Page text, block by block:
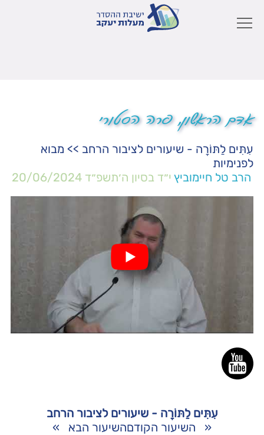
אדם הראשון, פרה הסטורי
עִתִּים לַתּוֹרָה - שיעורים לציבור הרחב >> מבוא
לפנימיות
הרב טל חיימוביץ י״ד בסיון ה׳תשפ״ד 20/06/2024
עִתִּים לַתּוֹרָה - שיעורים לציבור הרחב
« השיעור הקודםהשיעור הבא »